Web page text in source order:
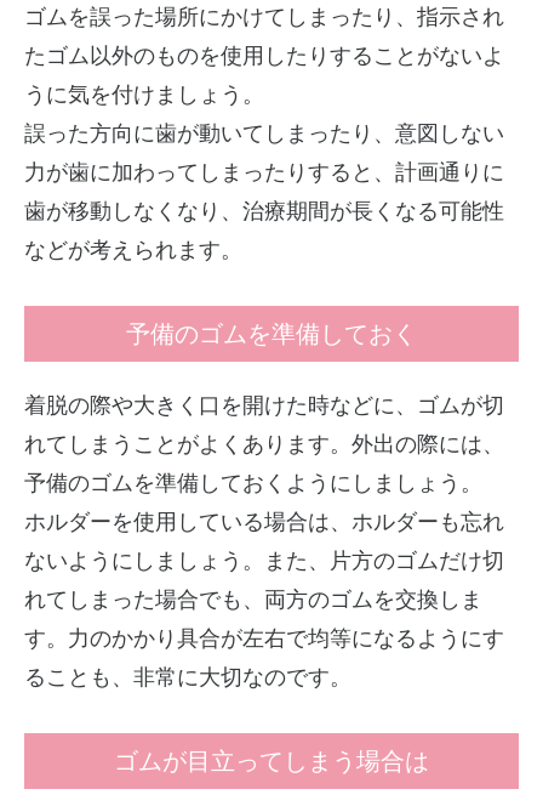
ゴムを誤った場所にかけてしまったり、指示され
たゴム以外のものを使用したりすることがないよ
うに気を付けましょう。
誤った方向に歯が動いてしまったり、意図しない
力が歯に加わってしまったりすると、計画通りに
歯が移動しなくなり、治療期間が長くなる可能性
などが考えられます。
予備のゴムを準備しておく
着脱の際や大きく口を開けた時などに、ゴムが切
れてしまうことがよくあります。外出の際には、
予備のゴムを準備しておくようにしましょう。
ホルダーを使用している場合は、ホルダーも忘れ
ないようにしましょう。また、片方のゴムだけ切
れてしまった場合でも、両方のゴムを交換しま
す。力のかかり具合が左右で均等になるようにす
ることも、非常に大切なのです。
ゴムが目立ってしまう場合は